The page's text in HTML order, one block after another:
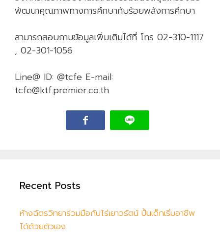
พัฒนาคุณภาพทางการศึกษากับร้อยพลังการศึกษา
สามารถสอบถามข้อมูลเพิ่มเติมได้ที่ โทร 02-310-1117
, 02-301-1056
Line@ ID: @tcfe E-mail:
tcfe@ktf.premier.co.th
Recent Posts
ห้างฉัตรวิทยาร่วมมือกับไร่เยาวรัตน์ ปั้นเด็กเริ่มอาชีพ
ได้ด้วยตัวเอง